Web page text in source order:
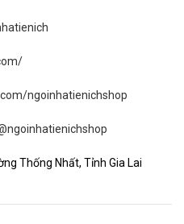
ngoinhatienichshop
Thống Nhất, Tỉnh Gia Lai